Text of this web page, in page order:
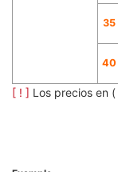
35
40
[ ! ] Los precios en